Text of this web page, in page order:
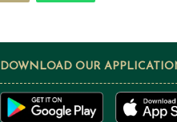
DOWNLOAD OUR